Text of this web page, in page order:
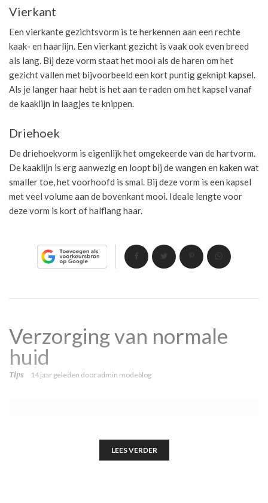
Vierkant
Een vierkante gezichtsvorm is te herkennen aan een rechte
kaak- en haarlijn. Een vierkant gezicht is vaak ook even breed
als lang. Bij deze vorm staat het mooi als de haren om het
gezicht vallen met bijvoorbeeld een kort puntig geknipt kapsel.
Als je langer haar hebt is het aan te raden om het kapsel vanaf
de kaaklijn in laagjes te knippen.
Driehoek
De driehoekvorm is eigenlijk het omgekeerde van de hartvorm.
De kaaklijn is erg aanwezig en loopt bij de wangen en kaken wat
smaller toe, het voorhoofd is smal. Bij deze vorm is een kapsel
met veel volume aan de bovenkant mooi. Ideale lengte voor
deze vorm is kort of halflang haar.
Verzorging van normale
huid
Tips 14 jaar geleden dooradmin modeblog
LEES VERDER